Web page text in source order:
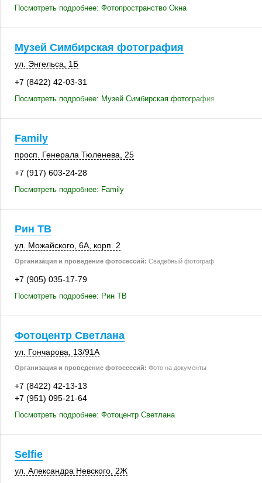
Посмотреть подробнее: Фотопространство Окна
Музей Симбирская фотография
ул. Энгельса, 1Б
+7 (8422) 42-03-31
Посмотреть подробнее: Музей Симбирская фотография
Family
просп. Генерала Тюленева, 25
+7 (917) 603-24-28
Посмотреть подробнее: Family
Рин ТВ
ул. Можайского, 6А корп. 2
Организация и проведение фотосессий: Свадебный фотограф
+7 (905) 035-17-79
Посмотреть подробнее: Рин ТВ
Фотоцентр Светлана
ул. Гончарова 13/91А
Организация и проведение фотосессий: Фото на документы
+7 (8422) 42-13-13
+7 (951) 095-21-64
Посмотреть подробнее: Фотоцентр Светлана
Selfie
ул. Александра Невского, 2Ж